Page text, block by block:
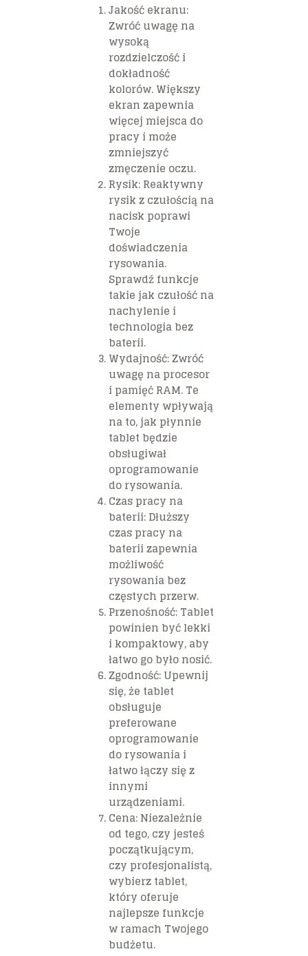
Jakość ekranu:
Zwróć uwagę na
wysoką
rozdzielczość i
dokładność
kolorów. Większy
ekran zapewnia
więcej miejsca do
pracy i może
zmniejszyć
zmęczenie oczu.
Rysik:Reaktywny
rysik z czułością na
nacisk poprawi
Twoje
doświadczenia
rysowania.
Sprawdź funkcje
takie jak czułość na
nachylenie i
technologia bez
baterii.
Wydajność:Zwróć
uwagę na procesor
i pamięć RAM. Te
elementy wpływają
na to, jak płynnie
tablet będzie
obsługiwał
oprogramowanie
do rysowania.
Czas pracy na
baterii:Dłuższy
czas pracy na
baterii zapewnia
możliwość
rysowania bez
częstych przerw.
Przenośność:Tablet
powinien być lekki
i kompaktowy, aby
łatwo go było nosić.
Zgodność:Upewnij
się, że tablet
obsługuje
preferowane
oprogramowanie
do rysowania i
łatwo łączy się z
innymi
urządzeniami.
Cena:Niezależnie
od tego, czy jesteś
początkującym,
czy profesjonalistą,
wybierz tablet,
który oferuje
najlepsze funkcje
w ramach Twojego
budżetu.